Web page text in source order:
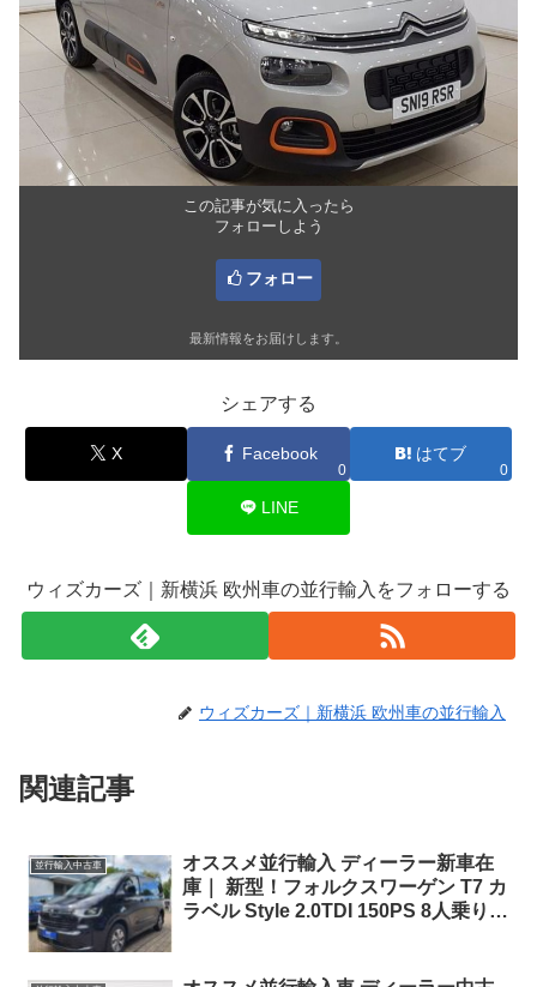
この記事が気に入ったら
フォローしよう
フォロー
最新情報をお届けします。
シェアする
X Facebook
0
はてブ
0
LINE
ウィズカーズ｜新横浜 欧州車の並行輸入をフォローする
ウィズカーズ｜新横浜 欧州車の並行輸入
関連記事
並行輸入中古車
オススメ並行輸入 ディーラー新車在
庫｜ 新型！フォルクスワーゲン T7 カ
ラベル Style 2.0TDI 150PS 8人乗り